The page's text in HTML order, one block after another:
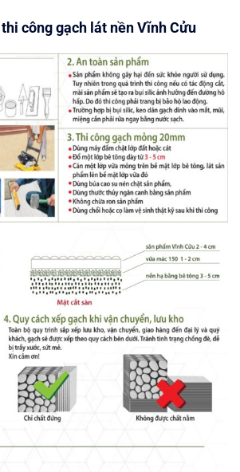
công gạch lát nền Vĩnh Cửu